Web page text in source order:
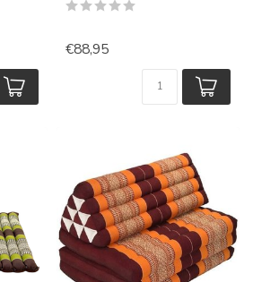
€88,95